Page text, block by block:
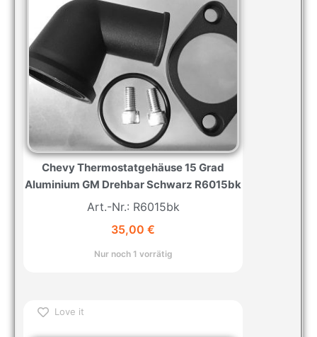
Chevy Thermostatgehäuse 15 Grad
Aluminium GM Drehbar Schwarz R6015bk
Art.-Nr.: R6015bk
35,00 €
Nur noch 1 vorrätig
Love it